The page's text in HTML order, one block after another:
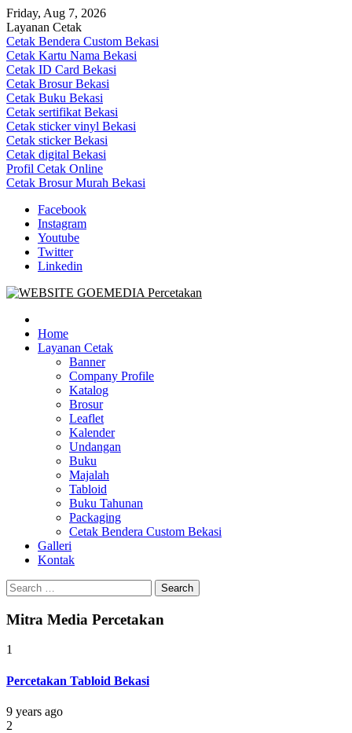
Skip
to
content
Friday, Aug 7, 2026
Layanan Cetak
Cetak Bendera Custom Bekasi
Cetak Kartu Nama Bekasi
Cetak ID Card Bekasi
Cetak Brosur Bekasi
Cetak Buku Bekasi
Cetak sertifikat Bekasi
Cetak sticker vinyl Bekasi
Cetak sticker Bekasi
Cetak digital Bekasi
Profil Cetak Online
Cetak Brosur Murah Bekasi
Facebook
Instagram
Youtube
Twitter
Linkedin
Goe Media Percetakan | 0822-4439-5599 (Call/WA)
0822-4439-5599 (Call/WA) Percetakan jasa cetak banner buku yasin
invoice kartu nama label map nota spanduk stiker undangan
pernikahan murah online 24 jam
Home
Layanan Cetak
Banner
Company Profile
Katalog
Brosur
Leaflet
Kalender
Undangan
Buku
Majalah
Tabloid
Buku Tahunan
Packaging
Cetak Bendera Custom Bekasi
Galleri
Kontak
Search
for:
Mitra Media Percetakan
1
Percetakan Tabloid Bekasi
9 years ago
2